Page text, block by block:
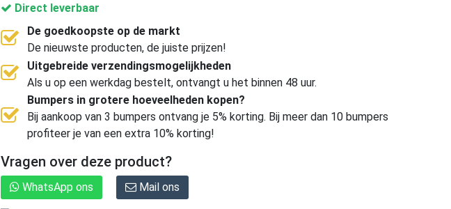
Direct leverbaar
De goedkoopste op de markt
De nieuwste producten, de juiste prijzen!
Uitgebreide verzendingsmogelijkheden
Als u op een werkdag bestelt, ontvangt u het binnen 48 uur.
Bumpers in grotere hoeveelheden kopen?
Bij aankoop van 3 bumpers ontvang je 5% korting. Bij meer dan 10 bumpers
profiteer je van een extra 10% korting!
Vragen over deze product?
WhatsApp ons Mail ons